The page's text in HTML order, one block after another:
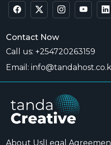
Contact Now
Call us: +254720263159
Email:
About Us Legal